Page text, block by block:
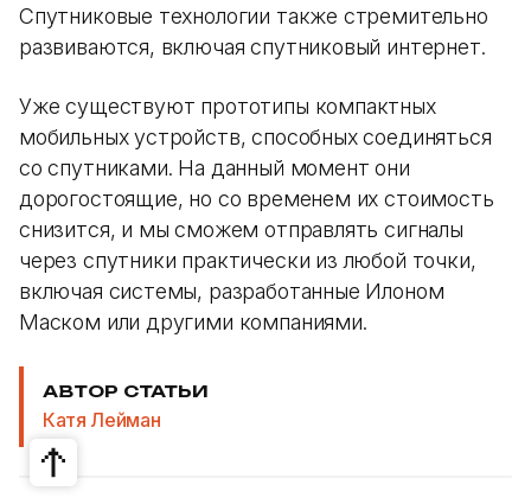
Спутниковые технологии также стремительно
развиваются, включая спутниковый интернет.
Уже существуют прототипы компактных
мобильных устройств, способных соединяться
со спутниками. На данный момент они
дорогостоящие, но со временем их стоимость
снизится, и мы сможем отправлять сигналы
через спутники практически из любой точки,
включая системы, разработанные Илоном
Маском или другими компаниями.
АВТОР СТАТЬИ
Катя Лейман